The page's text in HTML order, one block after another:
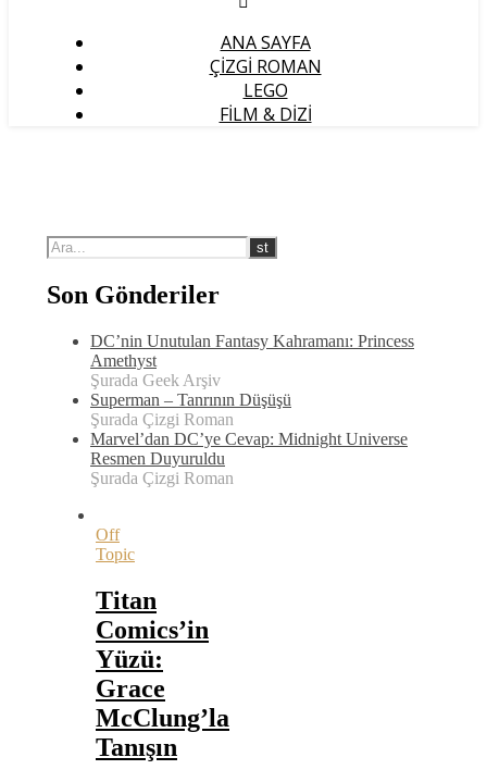
ANA SAYFA
ÇIZGI ROMAN
LEGO
FILM & DIZI
Son Gönderiler
DC’nin Unutulan Fantasy Kahramanı: Princess
Amethyst
Şurada Geek Arşiv
Superman – Tanrının Düşüşü
Şurada Çizgi Roman
Marvel’dan DC’ye Cevap: Midnight Universe
Resmen Duyuruldu
Şurada Çizgi Roman
Off
Topic
Titan
Comics’in
Yüzü:
Grace
McClung’la
Tanışın